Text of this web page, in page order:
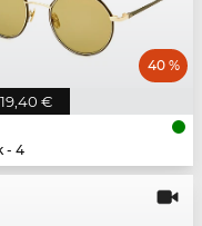
€
40 %
- 4